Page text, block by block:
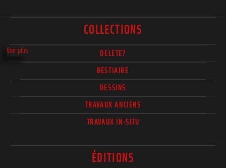
Voir plus
COLLECTIONS
DELETE?
BESTIAIRE
DESSINS
TRAVAUX ANCIENS
TRAVAUX IN-SITU
ÉDITIONS